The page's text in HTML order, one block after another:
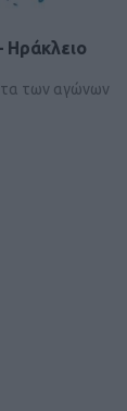
Ηράκλειο
των αγώνων